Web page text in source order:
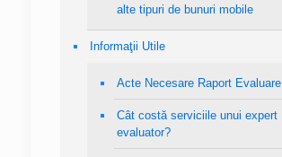
alte tipuri de bunuri mobile
Informaţii Utile
Acte Necesare Raport Evaluare
Cât costă serviciile unui expert
evaluator?